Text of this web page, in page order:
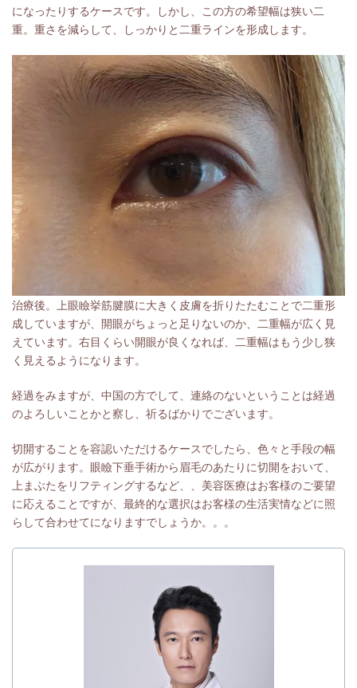
になったりするケースです。しかし、この方の希望幅は狭い二
重。重さを減らして、しっかりと二重ラインを形成します。
治療後。上眼瞼挙筋腱膜に大きく皮膚を折りたたむことで二重形
成していますが、開眼がちょっと足りないのか、二重幅が広く見
えています。右目くらい開眼が良くなれば、二重幅はもう少し狭
く見えるようになります。
経過をみますが、中国の方でして、連絡のないということは経過
のよろしいことかと察し、祈るばかりでございます。
切開することを容認いただけるケースでしたら、色々と手段の幅
が広がります。眼瞼下垂手術から眉毛のあたりに切開をおいて、
上まぶたをリフティングするなど、、美容医療はお客様のご要望
に応えることですが、最終的な選択はお客様の生活実情などに照
らして合わせてになりますでしょうか。。。